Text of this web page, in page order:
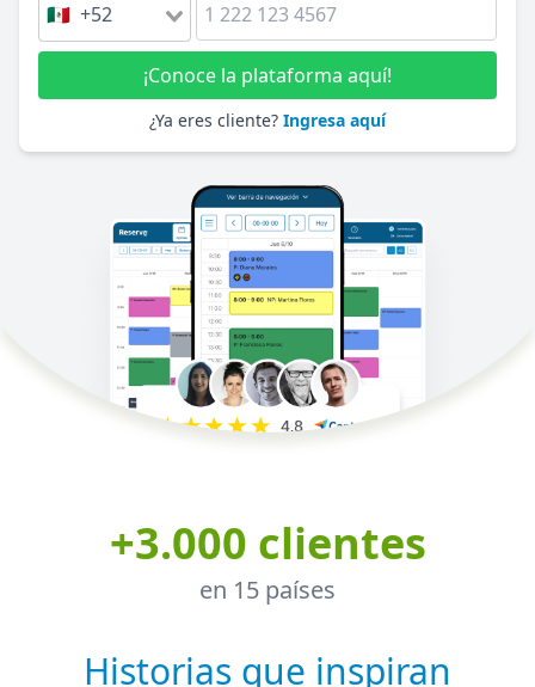
🇲🇽 +52
¡Conoce la plataforma aquí!
¿Ya eres cliente? Ingresa aquí
+3.000 clientes
en 15 países
Historias que inspiran